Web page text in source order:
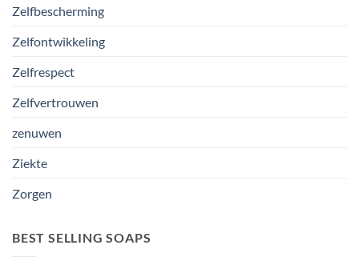
Zelfbescherming
Zelfontwikkeling
Zelfrespect
Zelfvertrouwen
zenuwen
Ziekte
Zorgen
BEST SELLING SOAPS